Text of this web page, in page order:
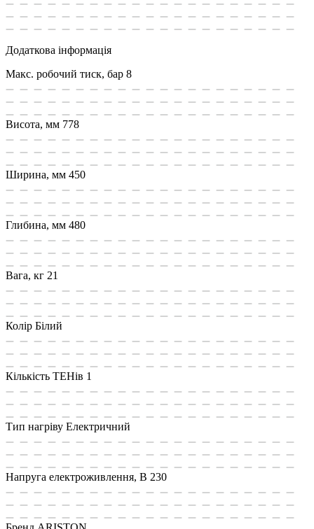
Додаткова інформація
Макс. робочий тиск, бар 8
Висота, мм 778
Ширина, мм 450
Глибина, мм 480
Вага, кг 21
Колір Білий
Кількість ТЕНів 1
Тип нагріву Електричний
Напруга електроживлення, В 230